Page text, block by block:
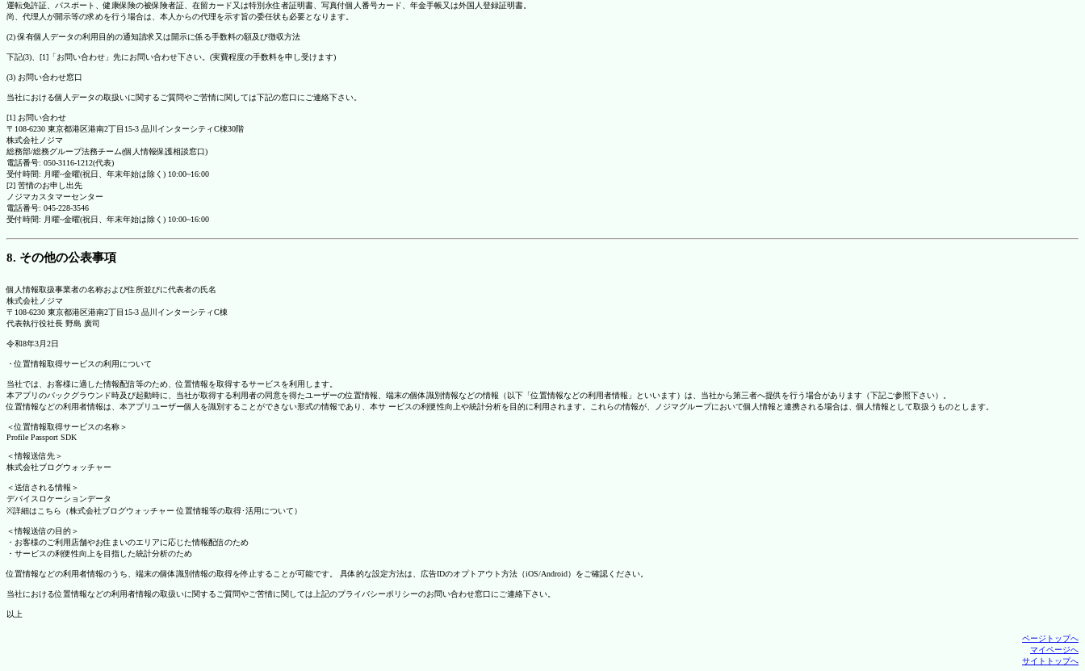
運転免許証、パスポート、健康保険の被保険者証、在留カード又は特別永住者証明書、写真付個人番号カード、年金手帳又は外国人登録証明書。
尚、代理人が開示等の求めを行う場合は、本人からの代理を示す旨の委任状も必要となります。
(2) 保有個人データの利用目的の通知請求又は開示に係る手数料の額及び徴収方法
下記(3)、[1]「お問い合わせ」先にお問い合わせ下さい。(実費程度の手数料を申し受けます)
(3) お問い合わせ窓口
当社における個人データの取扱いに関するご質問やご苦情に関しては下記の窓口にご連絡下さい。
[1] お問い合わせ
〒108-6230 東京都港区港南2丁目15-3 品川インターシティC棟30階
株式会社ノジマ
総務部/総務グループ法務チーム(個人情報保護相談窓口)
電話番号: 050-3116-1212(代表)
受付時間: 月曜~金曜(祝日、年末年始は除く) 10:00~16:00
[2] 苦情のお申し出先
ノジマカスタマーセンター
電話番号: 045-228-3546
受付時間: 月曜~金曜(祝日、年末年始は除く) 10:00~16:00
8. その他の公表事項
個人情報取扱事業者の名称および住所並びに代表者の氏名
株式会社ノジマ
〒108-6230 東京都港区港南2丁目15-3 品川インターシティC棟
代表執行役社長 野島 廣司
令和8年3月2日
・位置情報取得サービスの利用について
当社では、お客様に適した情報配信等のため、位置情報を取得するサービスを利用します。
本アプリのバックグラウンド時及び起動時に、当社が取得する利用者の同意を得たユーザーの位置情報、端末の個体識別情報などの情報（以下「位置情報などの利用者情報」といいます）は、当社から第三者へ提供を行う場合があります（下記ご参照下さい）。
位置情報などの利用者情報は、本アプリユーザー個人を識別することができない形式の情報であり、本サ ービスの利便性向上や統計分析を目的に利用されます。これらの情報が、ノジマグループにおいて個人情報と連携される場合は、個人情報として取扱うものとします。
＜位置情報取得サービスの名称＞
Profile Passport SDK
＜情報送信先＞
株式会社ブログウォッチャー
＜送信される情報＞
デバイスロケーションデータ
※詳細はこちら（株式会社ブログウォッチャー 位置情報等の取得･活用について）
＜情報送信の目的＞
・お客様のご利用店舗やお住まいのエリアに応じた情報配信のため
・サービスの利便性向上を目指した統計分析のため
位置情報などの利用者情報のうち、端末の個体識別情報の取得を停止することが可能です。 具体的な設定方法は、広告IDのオプトアウト方法（iOS/Android）をご確認ください。
当社における位置情報などの利用者情報の取扱いに関するご質問やご苦情に関しては上記のプライバシーポリシーのお問い合わせ窓口にご連絡下さい。
以上
ページトップへ
マイページへ
サイトトップへ